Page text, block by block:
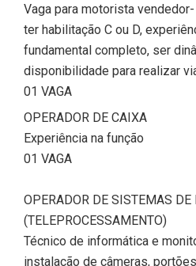
Vaga para motorista
ter habilitação C ou D,
fundamental completo, ser
disponibilidade para realizar
01 VAGA
OPERADOR DE CAIXA
Experiência na função
01 VAGA
OPERADOR DE SISTEMAS
(TELEPROCESSAMENTO)
Técnico de informática e
instalação de câmeras,